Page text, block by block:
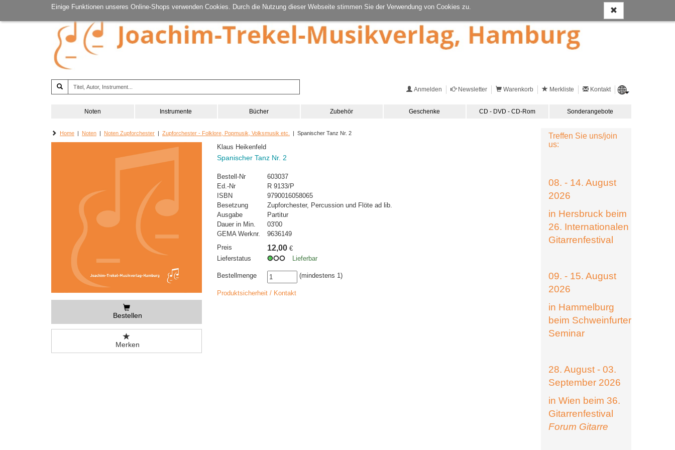
Einige Funktionen unseres Online-Shops verwenden Cookies. Durch die Nutzung dieser Webseite stimmen Sie der Verwendung von Cookies zu.
Anmelden Newsletter Warenkorb Merkliste Kontakt
Noten Instrumente Bücher Zubehör Geschenke CD - DVD - CD-Rom Sonderangebote
Home | Noten | Noten Zupforchester | Zupforchester - Folklore, Popmusik, Volksmusik etc. | Spanischer Tanz Nr. 2
Bestellen
Merken
Klaus Heikenfeld
Spanischer Tanz Nr. 2
Bestell-Nr
603037
Ed.-Nr
R 9133/P
ISBN
9790016058065
Besetzung
Zupforchester, Percussion und Flöte ad lib.
Ausgabe
Partitur
Dauer in Min.
03'00
GEMA Werknr.
9636149
Preis
12,00 €
Lieferstatus
Lieferbar
Bestellmenge (mindestens 1)
Produktsicherheit / Kontakt
Treffen Sie uns/join
us:
08. - 14. August
2026
in Hersbruck beim
26. Internationalen
Gitarrenfestival
09. - 15. August
2026
in Hammelburg
beim Schweinfurter
Seminar
28. August - 03.
September 2026
in Wien beim 36.
Gitarrenfestival
Forum Gitarre